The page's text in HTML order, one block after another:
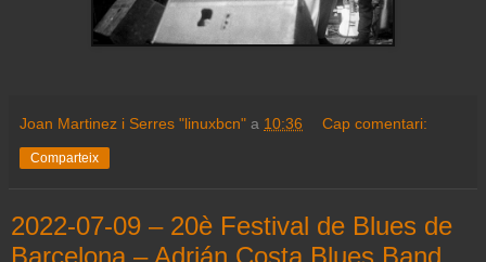
Joan Martinez i Serres "linuxbcn" a 10:36 Cap comentari:
Comparteix
2022-07-09 – 20è Festival de Blues de
Barcelona – Adrián Costa Blues Band